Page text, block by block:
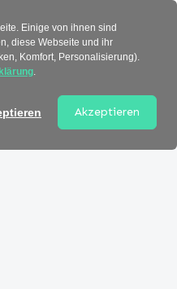
Einige von ihnen sind
diese Webseite und ihr
Komfort, Personalisierung).
.
Akzeptieren